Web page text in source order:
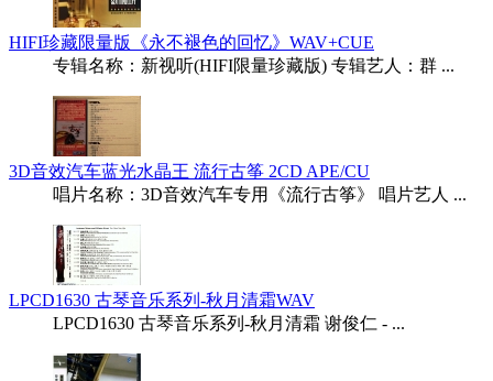
HIFI珍藏限量版《永不褪色的回忆》WAV+CUE
专辑名称：新视听(HIFI限量珍藏版) 专辑艺人：群 ...
3D音效汽车蓝光水晶王 流行古筝 2CD APE/CU
唱片名称：3D音效汽车专用《流行古筝》 唱片艺人 ...
LPCD1630 古琴音乐系列-秋月清霜WAV
LPCD1630 古琴音乐系列-秋月清霜 谢俊仁 - ...